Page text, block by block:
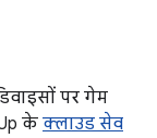
पर गेम
के क्लाउड सेव